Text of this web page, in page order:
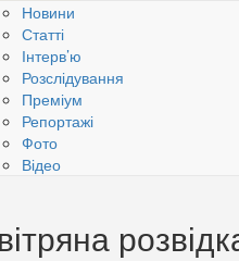
Новини
Статті
Інтерв’ю
Розслідування
Преміум
Репортажі
Фото
Відео